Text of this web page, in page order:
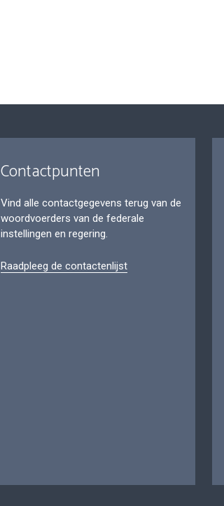
Contactpunten
Vind alle contactgegevens terug van de
woordvoerders van de federale
instellingen en regering.
Raadpleeg de contactenlijst